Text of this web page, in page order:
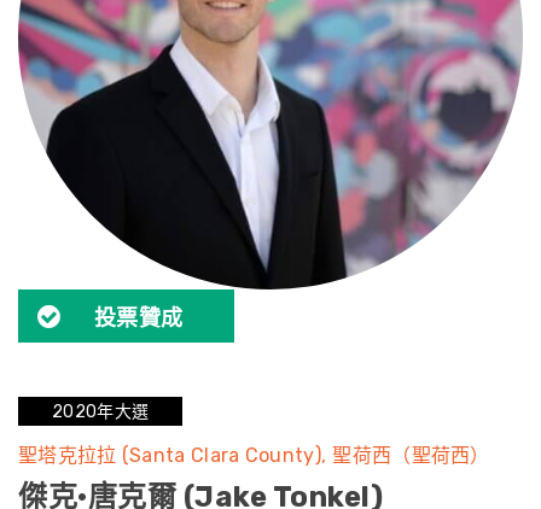
投票贊成
2020年大選
聖塔克拉拉 (Santa Clara County) 聖荷西（聖荷西）
傑克·唐克爾 (Jake Tonkel)